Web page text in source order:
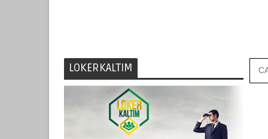
LOKERKALTIM